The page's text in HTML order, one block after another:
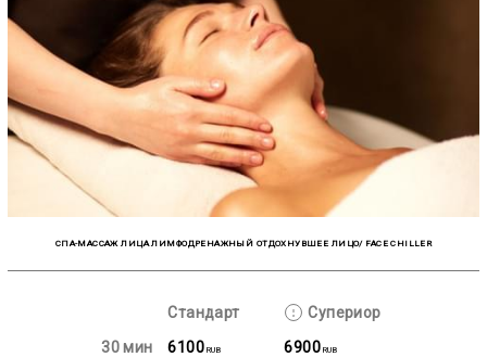
CПА-МАССАЖ ЛИЦА ЛИМФОДРЕНАЖНЫЙ ОТДОХНУВШЕЕ ЛИЦО/ FACE CHILLER
Стандарт
Супериор
30 мин
6100 RUB 6900 RUB